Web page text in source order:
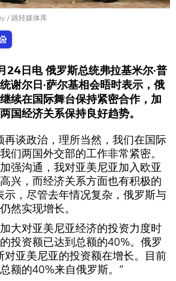
/ 跳转媒体库
24日电 俄罗斯总统弗拉基米尔·普
谢尔日·萨尔基相会晤时表示，俄
续在国际舞台保持紧密合作，加
国经济关系保持良好趋势。
再谈政治，理所当然，我们在国际
们两国外交部的工作非常紧密。
强沟通，我对亚美尼亚加入欧亚
兴，而经济关系方面也有积极的
示，尽管去年情况复杂，俄罗斯与
然实现增长。
大对亚美尼亚经济的投资力度时
投资额已达到总额的40%。俄罗
对亚美尼亚的投资额在增长。目前
额的40%来自俄罗斯。”